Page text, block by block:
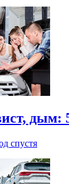
дым:
спустя